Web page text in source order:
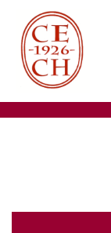
content